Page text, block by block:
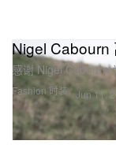
Fashion 时装
Nigel Cabourn
感谢 Nigel Cabourn
Jun 11,